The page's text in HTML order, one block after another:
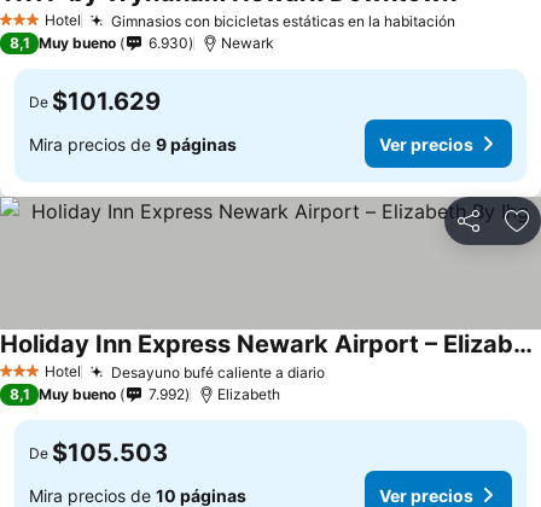
3 Estrellas
Hotel Gimnasios con bicicletas estáticas en la habitación
8,1 Muy bueno 6.930 Newark
De $101.629
Mira precios de 9 páginas Ver precios
Compartir
3 Estrellas
Hotel Desayuno bufé caliente a diario
Holiday Inn Express Newark Airport – Elizabeth By Ihg
8,1 Muy bueno 7.992 Elizabeth
De $105.503
Mira precios de 10 páginas Ver precios